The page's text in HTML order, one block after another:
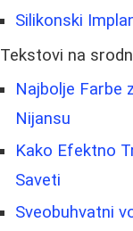
Silikonski
Tekstovi na
Najbolje Farbe
Nijansu
Kako Efektno
Saveti
Sveobuhvatni